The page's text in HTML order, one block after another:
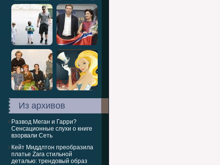
Из архивов
Развод Меган и Гарри?
Сенсационные слухи о книге
взорвали Сеть
Кейт Миддлтон преобразила
платье Zara стильной
деталью: трендовый образ